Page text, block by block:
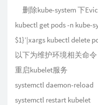
删除kube-system 下
kubectl get pods -n kube-
$1}’|xargs kubectl delete
以下为维护环境相关命令
重启kubelet服务
systemctl daemon-reload
systemctl restart kubelet